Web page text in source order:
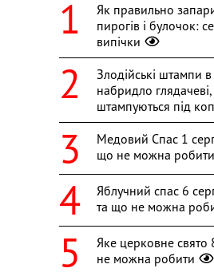
Як правильно
пирогів і булочок:
випічки
Злодійські штампи
набридло
штампуються під
Медовий Спас 1
що не можна робити
Яблучний спас 6
та що не можна
Яке церковне свято
не можна робити